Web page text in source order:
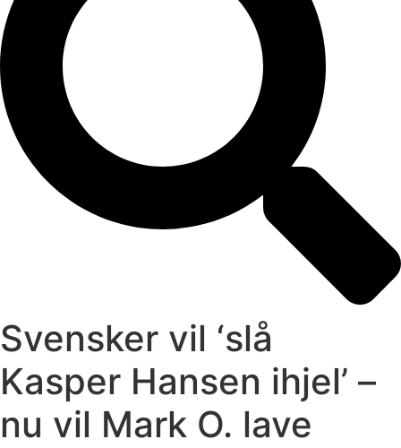
Svensker vil ‘slå
Kasper Hansen ihjel’ –
nu vil Mark O. lave